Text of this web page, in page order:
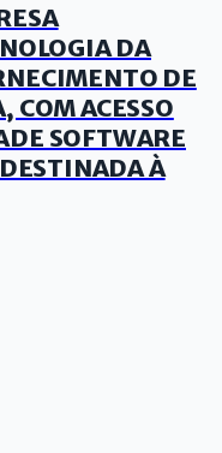
DA
DE
COM ACESSO
SOFTWARE
À